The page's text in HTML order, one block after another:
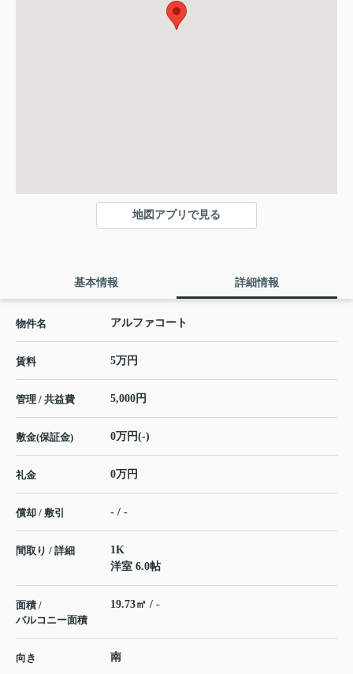
地図アプリで見る
基本情報 詳細情報
物件名 アルファコート
賃料 5万円
管理 / 共益費 5,000円
敷金(保証金) 0万円(-)
礼金 0万円
償却 / 敷引 - / -
間取り / 詳細
1K
洋室 6.0帖
面積 /
バルコニー面積
19.73㎡ / -
向き 南